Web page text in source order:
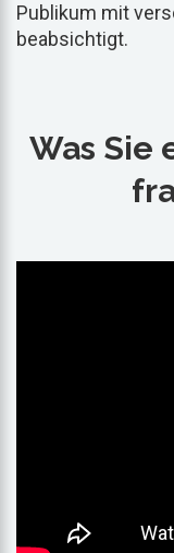
Publikum mit
beabsichtigt.
Was Sie